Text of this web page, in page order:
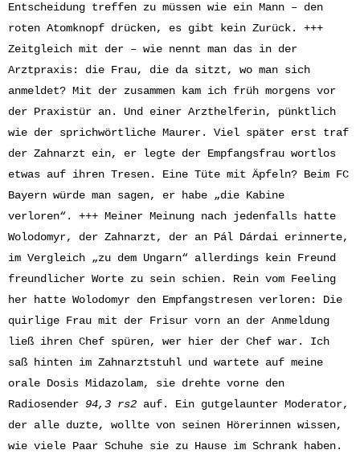
Entscheidung treffen zu müssen wie ein Mann – den
roten Atomknopf drücken, es gibt kein Zurück. +++
Zeitgleich mit der – wie nennt man das in der
Arztpraxis: die Frau, die da sitzt, wo man sich
anmeldet? Mit der zusammen kam ich früh morgens vor
der Praxistür an. Und einer Arzthelferin, pünktlich
wie der sprichwörtliche Maurer. Viel später erst traf
der Zahnarzt ein, er legte der Empfangsfrau wortlos
etwas auf ihren Tresen. Eine Tüte mit Äpfeln? Beim FC
Bayern würde man sagen, er habe „die Kabine
verloren“. +++ Meiner Meinung nach jedenfalls hatte
Wolodomyr, der Zahnarzt, der an Pál Dárdai erinnerte,
im Vergleich „zu dem Ungarn“ allerdings kein Freund
freundlicher Worte zu sein schien. Rein vom Feeling
her hatte Wolodomyr den Empfangstresen verloren: Die
quirlige Frau mit der Frisur vorn an der Anmeldung
ließ ihren Chef spüren, wer hier der Chef war. Ich
saß hinten im Zahnarztstuhl und wartete auf meine
orale Dosis Midazolam, sie drehte vorne den
Radiosender 94,3 rs2 auf. Ein gutgelaunter Moderator,
der alle duzte, wollte von seinen Hörerinnen wissen,
wie viele Paar Schuhe sie zu Hause im Schrank haben.